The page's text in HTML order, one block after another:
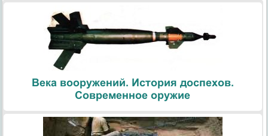
Века вооружений. История доспехов.
Современное оружие